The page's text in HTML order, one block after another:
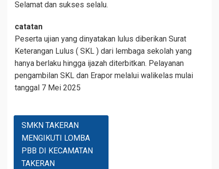
Selamat dan sukses selalu.
catatan
Peserta ujian yang dinyatakan lulus diberikan Surat
Keterangan Lulus ( SKL ) dari lembaga sekolah yang
hanya berlaku hingga ijazah diterbitkan. Pelayanan
pengambilan SKL dan Erapor melalui walikelas mulai
tanggal 7 Mei 2025
Navigasi
Pos
SMKN TAKERAN
MENGIKUTI LOMBA
PBB DI KECAMATAN
TAKERAN